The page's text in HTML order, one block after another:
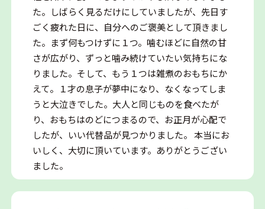
た。しばらく見るだけにしていましたが、先日す
ごく疲れた日に、自分へのご褒美として頂きまし
た。まず何もつけずに１つ。噛むほどに自然の甘
さが広がり、ずっと噛み続けていたい気持ちにな
りました。そして、もう１つは雑煮のおもちにか
えて。１才の息子が夢中になり、なくなってしま
うと大泣きでした。大人と同じものを食べたが
り、おもちはのどにつまるので、お正月が心配で
したが、いい代替品が見つかりました。 本当にお
いしく、大切に頂いています。ありがとうござい
ました。